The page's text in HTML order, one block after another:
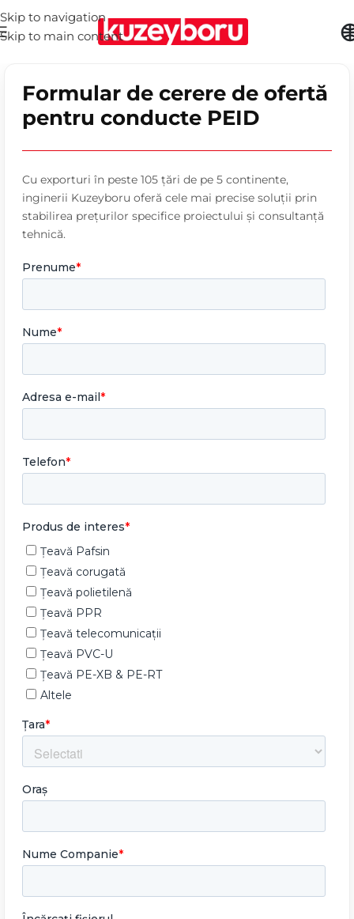
Skip to navigation
Skip to main content
Formular de cerere de ofertă
pentru conducte PEID
Cu exporturi în peste 105 țări de pe 5 continente,
inginerii Kuzeyboru oferă cele mai precise soluții prin
stabilirea prețurilor specifice proiectului și consultanță
tehnică.